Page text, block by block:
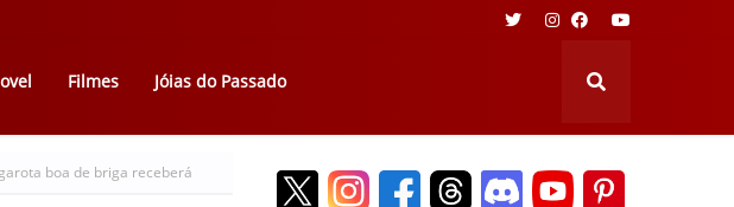
Filmes Jóias do Passado
boa de briga receberá